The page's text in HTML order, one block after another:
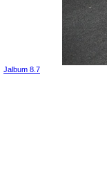
Jalbum 8.7